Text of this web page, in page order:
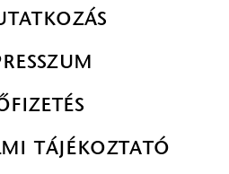
tájékoztató